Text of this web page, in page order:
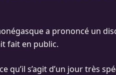
a prononcé un
fait en public.
qu’il s’agit d’un jour très